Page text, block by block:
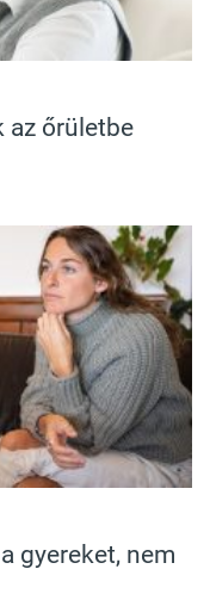
az őrületbe
gyereket, nem